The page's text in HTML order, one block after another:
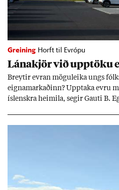
Greining Horft til Evrópu
Lána­kjör við upp­töku
Breyt­ir evr­an mögu­leika ungs
eigna­mark­að­inn? Upp­taka evru
ís­lenskra heim­ila, seg­ir Gauti B.